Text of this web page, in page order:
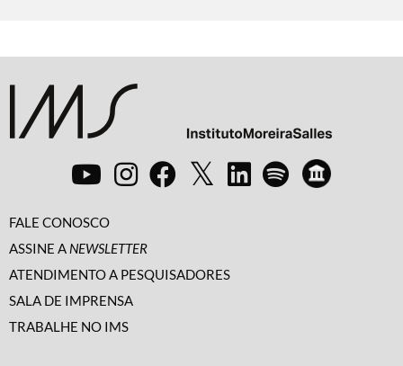
FALE CONOSCO
ASSINE A NEWSLETTER
ATENDIMENTO A PESQUISADORES
SALA DE IMPRENSA
TRABALHE NO IMS